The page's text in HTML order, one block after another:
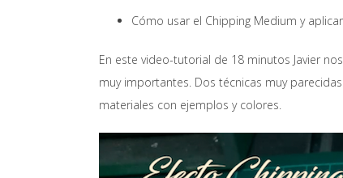
Cómo usar el Chipping Medium y
En este video-tutorial de 18 minutos Javier
muy importantes. Dos técnicas muy
materiales con ejemplos y colores.